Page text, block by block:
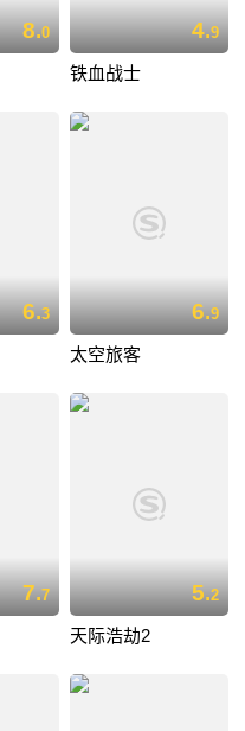
8.0 4.9
铁血战士
6.3 6.9
太空旅客
7.7 5.2
天际浩劫2